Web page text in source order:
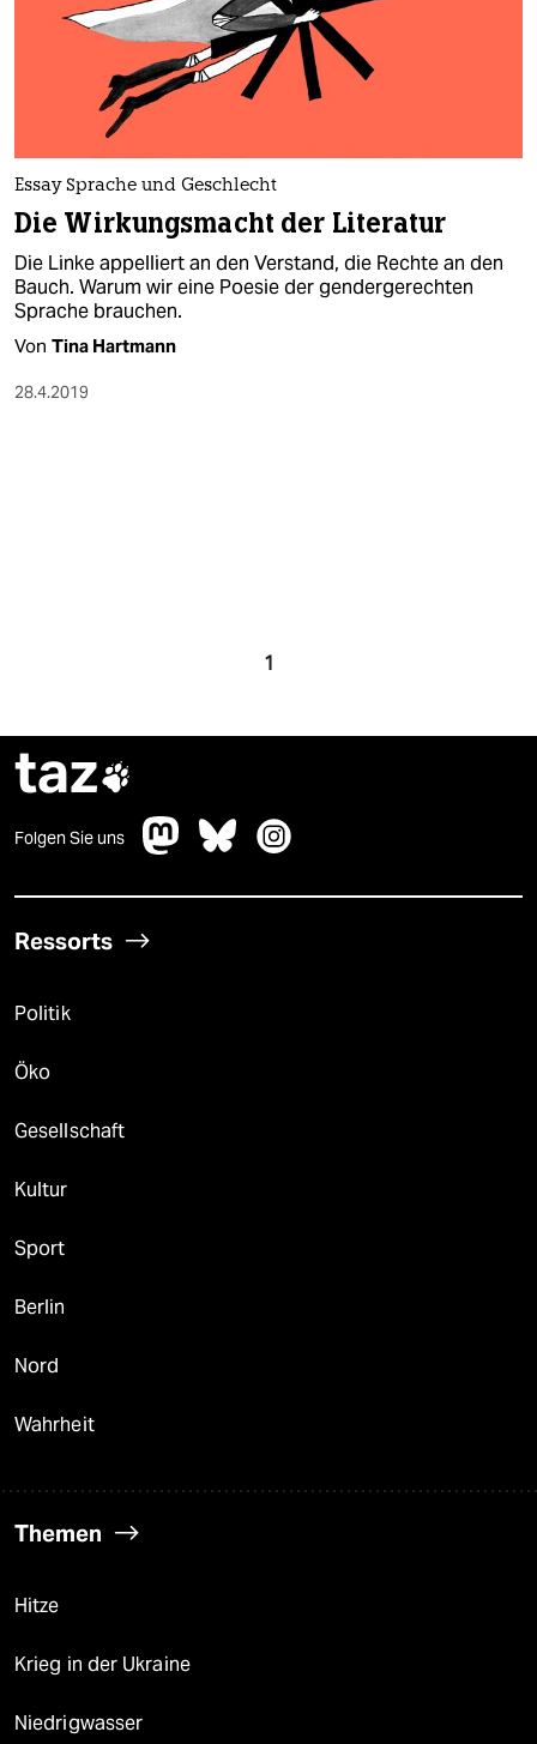
Essay Sprache und Geschlecht
Die Wirkungsmacht der Literatur
Die Linke appelliert an den Verstand, die Rechte an den
Bauch. Warum wir eine Poesie der gendergerechten
Sprache brauchen.
Von Tina Hartmann
28.4.2019
1
taz
Folgen Sie uns
Ressorts
Politik
Öko
Gesellschaft
Kultur
Sport
Berlin
Nord
Wahrheit
Themen
Hitze
Krieg in der Ukraine
Niedrigwasser